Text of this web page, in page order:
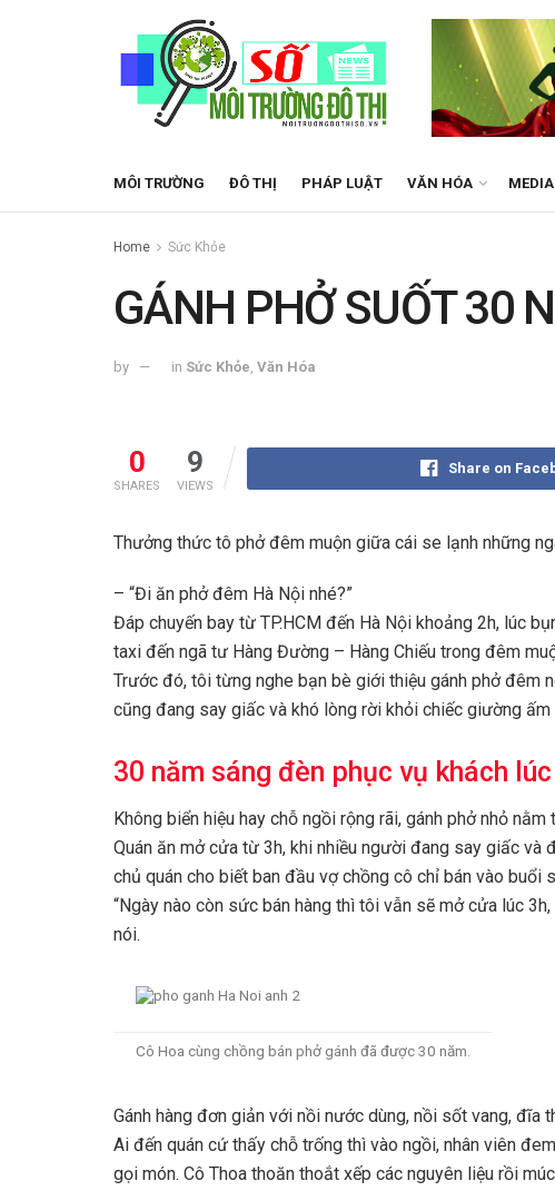
MÔI TRƯỜNG ĐÔ THỊ PHÁP LUẬT VĂN HÓA MEDIA
Home Sức Khỏe
GÁNH PHỞ SUỐT 30
by in Sức Khỏe Văn Hóa
0
SHARES
9
VIEWS
Share on
Thưởng thức tô phở đêm muộn giữa cái se lạnh những
– “Đi ăn phở đêm Hà Nội nhé?”
Đáp chuyến bay từ TP.HCM đến Hà Nội khoảng 2h, lúc
taxi đến ngã tư Hàng Đường – Hàng Chiếu trong đêm
Trước đó, tôi từng nghe bạn bè giới thiệu gánh phở đêm
cũng đang say giấc và khó lòng rời khỏi chiếc giường ấm
30 năm sáng đèn phục vụ khách
Không biển hiệu hay chỗ ngồi rộng rãi, gánh phở nhỏ
Quán ăn mở cửa từ 3h, khi nhiều người đang say giấc và
chủ quán cho biết ban đầu vợ chồng cô chỉ bán vào
“Ngày nào còn sức bán hàng thì tôi vẫn sẽ mở cửa lúc
nói.
Cô Hoa cùng chồng bán phở gánh đã được 30 năm.
Gánh hàng đơn giản với nồi nước dùng, nồi sốt vang, đĩa
Ai đến quán cứ thấy chỗ trống thì vào ngồi, nhân viên
gọi món. Cô Thoa thoăn thoắt xếp các nguyên liệu rồi